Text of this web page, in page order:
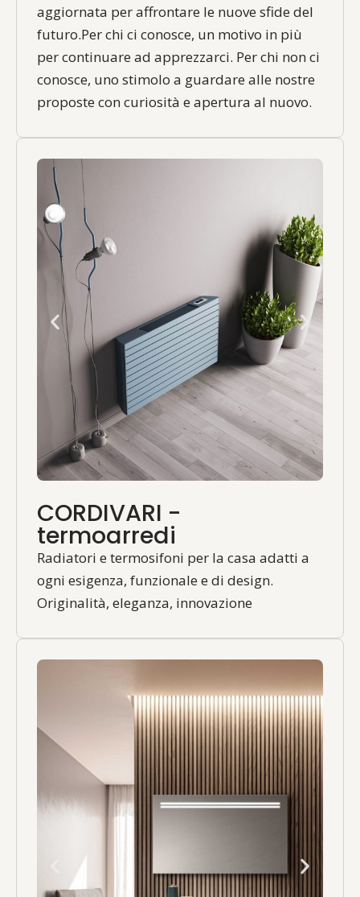
aggiornata per affrontare le nuove sfide del
futuro.Per chi ci conosce, un motivo in più
per continuare ad apprezzarci. Per chi non ci
conosce, uno stimolo a guardare alle nostre
proposte con curiosità e apertura al nuovo.
CORDIVARI -
termoarredi
Radiatori e termosifoni per la casa adatti a
ogni esigenza, funzionale e di design.
Originalità, eleganza, innovazione